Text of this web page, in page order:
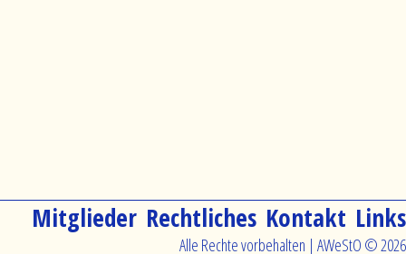
Navigation
Links
Kontakt
Rechtliches
Mitglieder
Alle Rechte vorbehalten | AWeStO © 2026